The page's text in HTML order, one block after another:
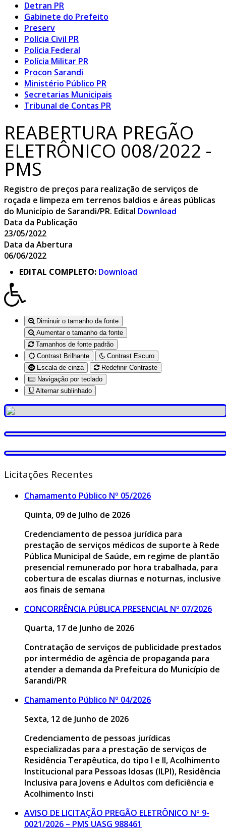
Detran PR
Gabinete do Prefeito
Preserv
Polícia Civil PR
Polícia Federal
Polícia Militar PR
Procon Sarandi
Ministério Público PR
Secretarias Municipais
Tribunal de Contas PR
REABERTURA PREGÃO
ELETRÔNICO 008/2022 -
PMS
Registro de preços para realização de serviços de
roçada e limpeza em terrenos baldios e áreas públicas
do Município de Sarandi/PR. Edital Download
Data da Publicação
23/05/2022
Data da Abertura
06/06/2022
EDITAL COMPLETO: Download
Diminuir o tamanho da fonte
Aumentar o tamanho da fonte
Tamanhos de fonte padrão
Contrast Brilhante
Contrast Escuro
Escala de cinza
Redefinir Contraste
Navigação por teclado
Alternar sublinhado
Licitações Recentes
Chamamento Público Nº 05/2026
Quinta, 09 de Julho de 2026
Credenciamento de pessoa jurídica para
prestação de serviços médicos de suporte à Rede
Pública Municipal de Saúde, em regime de plantão
presencial remunerado por hora trabalhada, para
cobertura de escalas diurnas e noturnas, inclusive
aos finais de semana
CONCORRÊNCIA PÚBLICA PRESENCIAL Nº 07/2026
Quarta, 17 de Junho de 2026
Contratação de serviços de publicidade prestados
por intermédio de agência de propaganda para
atender a demanda da Prefeitura do Município de
Sarandi/PR
Chamamento Público Nº 04/2026
Sexta, 12 de Junho de 2026
Credenciamento de pessoas jurídicas
especializadas para a prestação de serviços de
Residência Terapêutica, do tipo I e II, Acolhimento
Institucional para Pessoas Idosas (ILPI), Residência
Inclusiva para Jovens e Adultos com deficiência e
Acolhimento Insti
AVISO DE LICITAÇÃO PREGÃO ELETRÔNICO Nº 9-
0021/2026 – PMS UASG 988461